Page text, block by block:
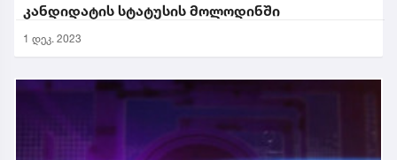
კანდიდატის სტატუსის მოლოდინში
1 დეკ. 2023